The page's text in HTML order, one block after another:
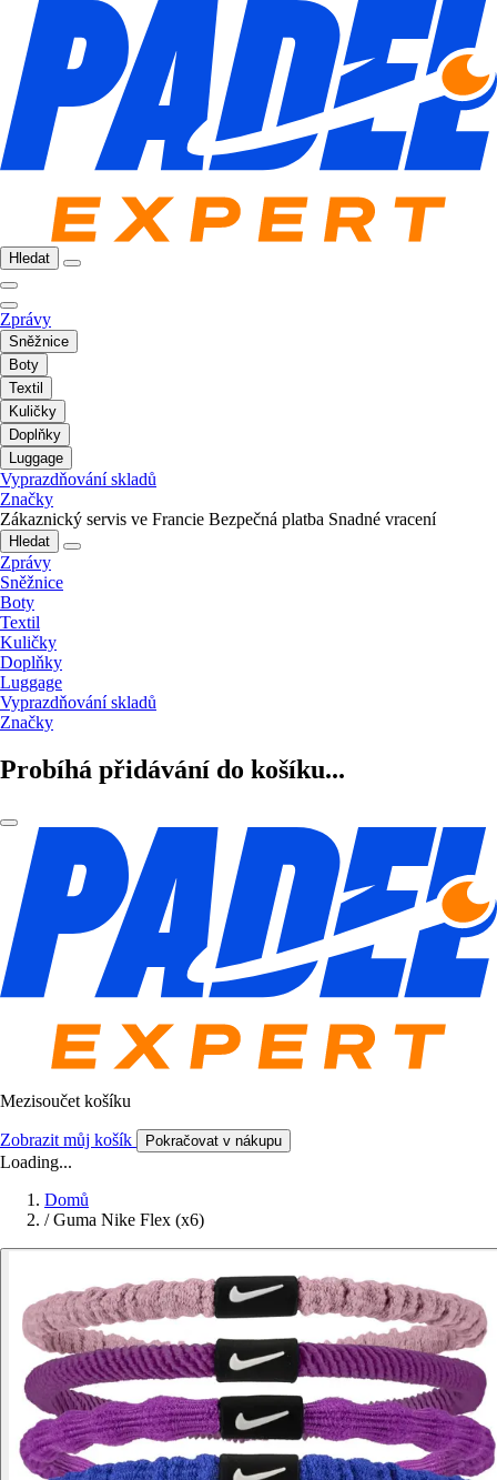
Hledat
Zprávy
Sněžnice
Boty
Textil
Kuličky
Doplňky
Luggage
Vyprazdňování skladů
Značky
Zákaznický servis ve Francie Bezpečná platba Snadné vracení
Hledat
Zprávy
Sněžnice
Boty
Textil
Kuličky
Doplňky
Luggage
Vyprazdňování skladů
Značky
Probíhá přidávání do košíku...
Mezisoučet košíku
Zobrazit můj košík Pokračovat v nákupu
Loading...
Domů
/ Guma Nike Flex (x6)